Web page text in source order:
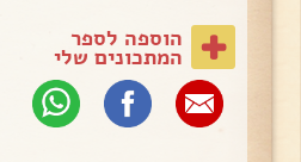
הוספה לספר
המתכונים שלי